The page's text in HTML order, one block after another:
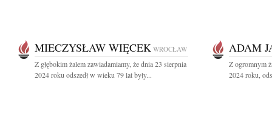
MIECZYSŁAW WIĘCEK WROCŁAW
Z głębokim żalem zawiadamiamy, że dnia 23 sierpnia
2024 roku odszedł w wieku 79 lat były...
ADAM
Z ogromnym
2024 roku,